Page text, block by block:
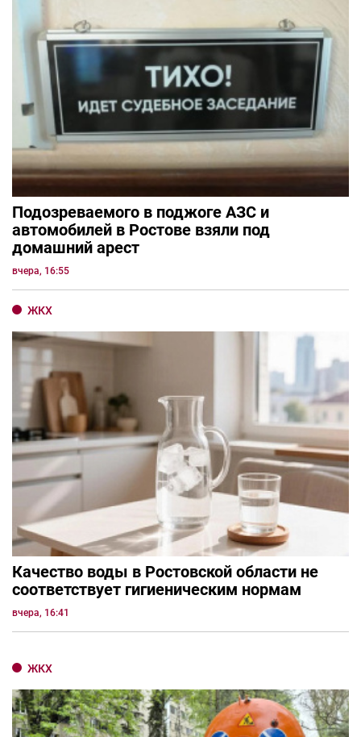
Подозреваемого в поджоге АЗС и
автомобилей в Ростове взяли под
домашний арест
вчера, 16:55
ЖКХ
Качество воды в Ростовской области не
соответствует гигиеническим нормам
вчера, 16:41
ЖКХ